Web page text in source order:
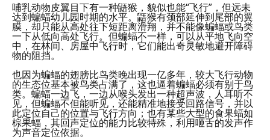
哺乳动物皮翼目下有一种鼯猴，貌似也能“飞行”，但远未
达到蝙蝠幼儿园时期的水平。鼯猴有颈部延伸到尾部的翼
膜，却只能从高处往下短距离滑翔，并不能像蝙蝠或鸟类
一下从低向高处飞行。但蝙蝠不一样，可以从平地飞向空
中，在林间、房屋中飞行时，它们能出奇灵敏地避开障碍
物的阻挡。
也因为蝙蝠的翅膀比鸟类晚出现一亿多年，较大飞行动物
的生态位基本被鸟类占满了，这也逼着蝙蝠必须有别于鸟
类。蝙蝠一边飞，一边从喉头发出一种超声波，人耳听不
见，但蝙蝠不但能听见，还能精准地接受回路信号，并以
此定位自己的位置与飞行方向；也有某些大型的食果蝠如
棕果蝠，其回声定位的能力比较特殊，利用咂舌的发声作
为声音定位依据。